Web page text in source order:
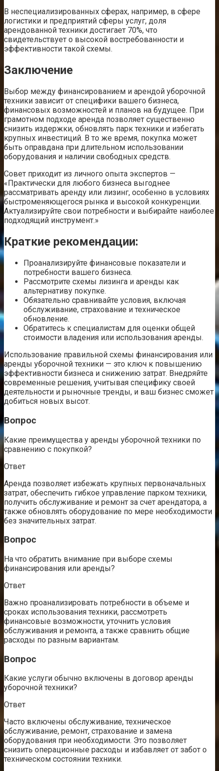
В неспециализированных сферах, например, в сфере
логистики и предприятий сферы услуг, доля
арендованной техники достигает 70%, что
свидетельствует о высокой востребованности и
эффективности такой схемы.
Заключение
Выбор между финансированием и арендой уборочной
техники зависит от специфики вашего бизнеса,
финансовых возможностей и планов на будущее. При
грамотном подходе аренда позволяет существенно
снизить издержки, обновлять парк техники и избегать
крупных инвестиций. В то же время, покупка может
быть оправдана при длительном использовании
оборудования и наличии свободных средств.
Совет приходит из личного опыта экспертов —
«Практически для любого бизнеса выгоднее
рассматривать аренду или лизинг, особенно в условиях
быстроменяющегося рынка и высокой конкуренции.
Актуализируйте свои потребности и выбирайте наиболее
подходящий инструмент.»
Краткие рекомендации:
Проанализируйте финансовые показатели и
потребности вашего бизнеса.
Рассмотрите схемы лизинга и аренды как
альтернативу покупке.
Обязательно сравнивайте условия, включая
обслуживание, страхование и техническое
обновление.
Обратитесь к специалистам для оценки общей
стоимости владения или использования аренды.
Использование правильной схемы финансирования или
аренды уборочной техники — это ключ к повышению
эффективности бизнеса и снижению затрат. Внедряйте
современные решения, учитывая специфику своей
деятельности и рыночные тренды, и ваш бизнес сможет
добиться новых высот.
Вопрос
Какие преимущества у аренды уборочной техники по
сравнению с покупкой?
Ответ
Аренда позволяет избежать крупных первоначальных
затрат, обеспечить гибкое управление парком техники,
получить обслуживание и ремонт за счет арендатора, а
также обновлять оборудование по мере необходимости
без значительных затрат.
Вопрос
На что обратить внимание при выборе схемы
финансирования или аренды?
Ответ
Важно проанализировать потребности в объеме и
сроках использования техники, рассмотреть
финансовые возможности, уточнить условия
обслуживания и ремонта, а также сравнить общие
расходы по разным вариантам.
Вопрос
Какие услуги обычно включены в договор аренды
уборочной техники?
Ответ
Часто включены обслуживание, техническое
обслуживание, ремонт, страхование и замена
оборудования при необходимости. Это позволяет
снизить операционные расходы и избавляет от забот о
техническом состоянии техники.